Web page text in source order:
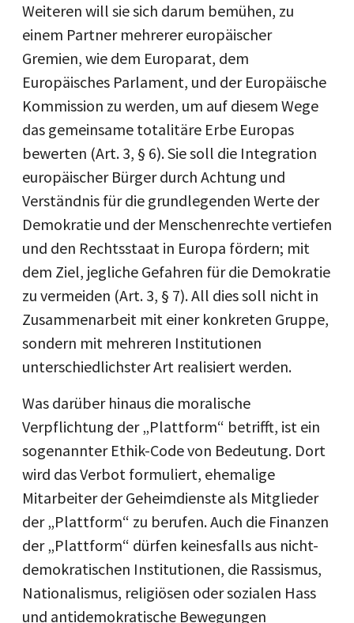
Weiteren will sie sich darum bemühen, zu
einem Partner mehrerer europäischer
Gremien, wie dem Europarat, dem
Europäisches Parlament, und der Europäische
Kommission zu werden, um auf diesem Wege
das gemeinsame totalitäre Erbe Europas
bewerten (Art. 3, § 6). Sie soll die Integration
europäischer Bürger durch Achtung und
Verständnis für die grundlegenden Werte der
Demokratie und der Menschenrechte vertiefen
und den Rechtsstaat in Europa fördern; mit
dem Ziel, jegliche Gefahren für die Demokratie
zu vermeiden (Art. 3, § 7). All dies soll nicht in
Zusammenarbeit mit einer konkreten Gruppe,
sondern mit mehreren Institutionen
unterschiedlichster Art realisiert werden.
Was darüber hinaus die moralische
Verpflichtung der „Plattform“ betrifft, ist ein
sogenannter Ethik-Code von Bedeutung. Dort
wird das Verbot formuliert, ehemalige
Mitarbeiter der Geheimdienste als Mitglieder
der „Plattform“ zu berufen. Auch die Finanzen
der „Plattform“ dürfen keinesfalls aus nicht-
demokratischen Institutionen, die Rassismus,
Nationalismus, religiösen oder sozialen Hass
und antidemokratische Bewegungen